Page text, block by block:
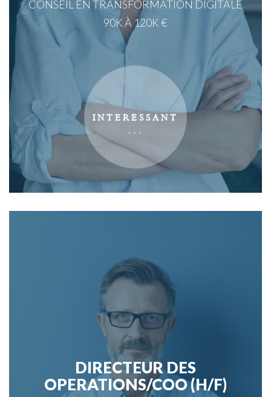
CONSEIL EN TRANSFORMATION DIGITALE
90K À 120K €
DIRECTEUR DES
OPERATIONS/COO (H/F)